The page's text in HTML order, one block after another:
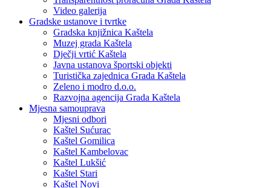
Video galerija
Gradske ustanove i tvrtke
Gradska knjižnica Kaštela
Muzej grada Kaštela
Dječji vrtić Kaštela
Javna ustanova športski objekti
Turistička zajednica Grada Kaštela
Zeleno i modro d.o.o.
Razvojna agencija Grada Kaštela
Mjesna samouprava
Mjesni odbori
Kaštel Sućurac
Kaštel Gomilica
Kaštel Kambelovac
Kaštel Lukšić
Kaštel Stari
Kaštel Novi